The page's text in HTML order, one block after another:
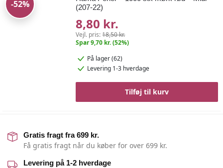
-52%
(207-22)
8,80 kr.
Vejl. pris:18,50 kr.
Spar 9,70 kr. (52%)
På lager (62)
Levering 1-3 hverdage
Tilføj til kurv
Gratis fragt fra 699 kr.
Få gratis fragt når du køber for over 699 kr.
Levering på 1-2 hverdage